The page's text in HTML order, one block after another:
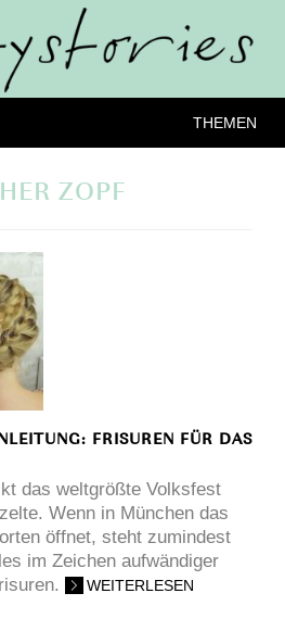
THEMEN
ZOPF
FRISUREN FÜR DAS
das weltgrößte Volksfest
Wenn in München das
öffnet, steht zumindest
im Zeichen aufwändiger
WEITERLESEN